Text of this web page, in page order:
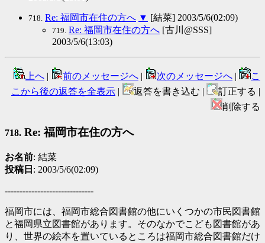
718. Re: 福岡市在住の方へ ▼ [結菜] 2003/5/6(02:09)
719. Re: 福岡市在住の方へ [古川@SSS]
2003/5/6(13:03)
上へ | 前のメッセージへ | 次のメッセージへ |
こ
こから後の返答を全表示 | 返答を書き込む |
訂正する |
削除する
718. Re: 福岡市在住の方へ
お名前: 結菜
投稿日 : 2003/5/6(02:09)
------------------------------
福岡市には、福岡市総合図書館の他にいくつかの市民図書館
と福岡県立図書館があります。そのなかでこども図書館があ
り、世界の絵本を置いているところは福岡市総合図書館だけ